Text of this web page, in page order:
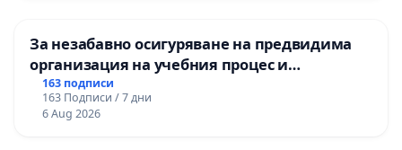
За незабавно осигуряване на предвидима
организация на учебния процес и
гарантиране на правото на равнопоставено
и качествено образование на учениците от
ОУ „Княз Александър I“ и Хуманитарна
163 подписи
163 Подписи / 7 дни
6 Aug 2026